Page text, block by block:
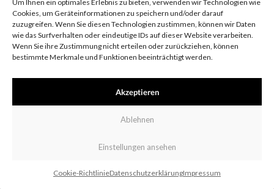
Um Ihnen ein optimales Erlebnis zu bieten, verwenden wir Technologien wie
Cookies, um Geräteinformationen zu speichern und/oder darauf
zuzugreifen. Wenn Sie diesen Technologien zustimmen, können wir Daten
wie das Surfverhalten oder eindeutige IDs auf dieser Website verarbeiten.
Wenn Sie ihre Zustimmung nicht erteilen oder zurückziehen, können
bestimmte Merkmale und Funktionen beeinträchtigt werden.
Akzeptieren
Ablehnen
Einstellungen ansehen
Cookie-RichtlinieDatenschutzerklärungImpressum
Impressum Datenschutzerklärung Cookie-Richtlinie